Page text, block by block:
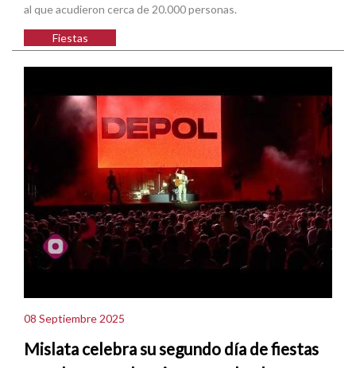
al que acudieron cerca de 20.000 personas.
Fiestas
08 Septiembre 2025
Mislata celebra su segundo día de fiestas